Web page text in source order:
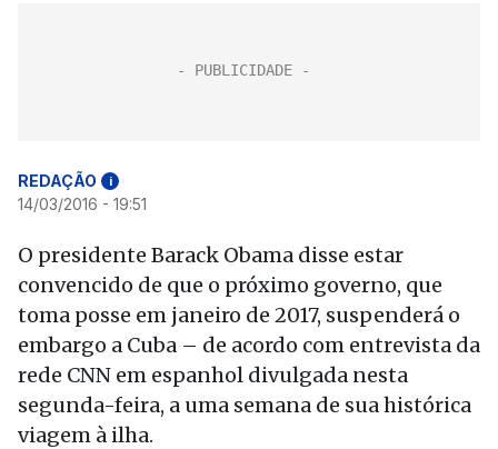
REDAÇÃO i
14/03/2016 - 19:51
O presidente Barack Obama disse estar
convencido de que o próximo governo, que
toma posse em janeiro de 2017, suspenderá o
embargo a Cuba – de acordo com entrevista da
rede CNN em espanhol divulgada nesta
segunda-feira, a uma semana de sua histórica
viagem à ilha.